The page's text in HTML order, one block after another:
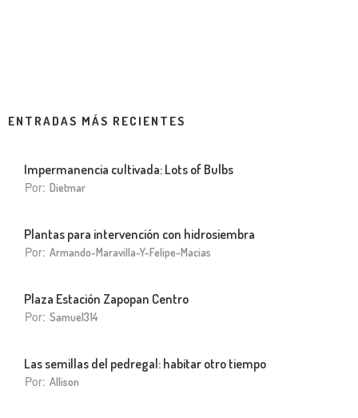
ENTRADAS MÁS RECIENTES
Impermanencia cultivada: Lots of Bulbs
Por: Dietmar
Plantas para intervención con hidrosiembra
Por: Armando-Maravilla-Y-Felipe-Macias
Plaza Estación Zapopan Centro
Por: Samuel314
Las semillas del pedregal: habitar otro tiempo
Por: Allison